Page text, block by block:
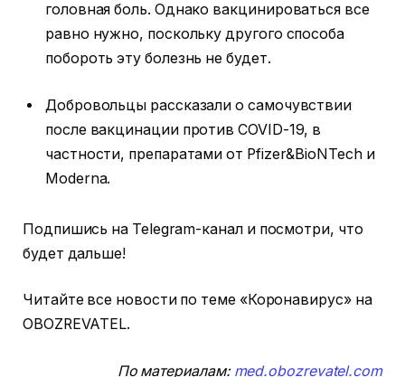
головная боль. Однако вакцинироваться все
равно нужно, поскольку другого способа
побороть эту болезнь не будет.
Добровольцы рассказали о самочувствии
после вакцинации против COVID-19, в
частности, препаратами от Pfizer&BioNTech и
Moderna.
Подпишись на Telegram-канал и посмотри, что
будет дальше!
Читайте все новости по теме «Коронавирус» на
OBOZREVATEL.
По материалам: med.obozrevatel.com